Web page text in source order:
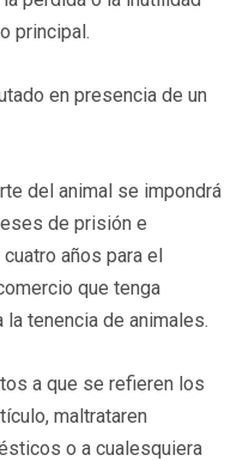
principal.
en presencia de un
del animal se impondrá
de prisión e
años para el
que tenga
tenencia de animales.
a que se refieren los
maltrataren
o a cualesquiera